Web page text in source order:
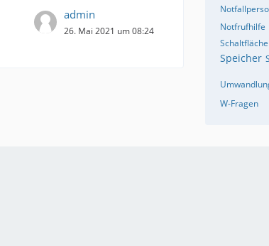
admin
26. Mai 2021 um 08:24 Notfrufhilfe
Speicher
W-Fragen